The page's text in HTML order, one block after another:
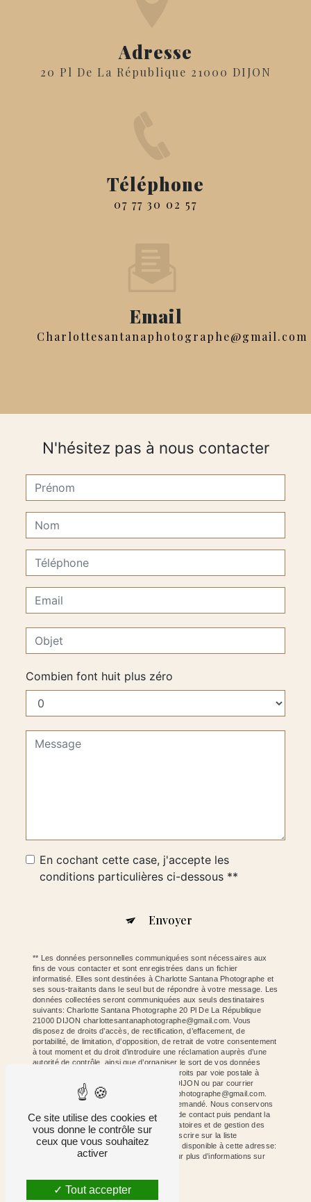
Adresse
20 Pl De La République 21000 DIJON
Téléphone
07 77 30 02 57
Email
charlottesantanaphotographe@gmail.com
N'hésitez pas à nous contacter
Combien font huit plus zéro
En cochant cette case, j'accepte les
conditions particulières ci-dessous **
Envoyer
** Les données personnelles communiquées sont nécessaires aux
fins de vous contacter et sont enregistrées dans un fichier
informatisé. Elles sont destinées à Charlotte Santana Photographe et
ses sous-traitants dans le seul but de répondre à votre message. Les
données collectées seront communiquées aux seuls destinataires
suivants: Charlotte Santana Photographe 20 Pl De La République
21000 DIJON charlottesantanaphotographe@gmail.com. Vous
disposez de droits d’accès, de rectification, d’effacement, de
portabilité, de limitation, d’opposition, de retrait de votre consentement
à tout moment et du droit d’introduire une réclamation auprès d’une
autorité de contrôle, ainsi que d’organiser le sort de vos données
post-mortem. Vous pouvez exercer ces droits par voie postale à
l'adresse 20 Pl De La République 21000 DIJON ou par courrier
électronique à l'adresse charlottesantanaphotographe@gmail.com.
Un justificatif d'identité pourra vous être demandé. Nous conservons
vos données pendant la période de prise de contact puis pendant la
durée de prescription légale aux fins probatoires et de gestion des
contentieux. Vous avez le droit de vous inscrire sur la liste
d'opposition au démarchage téléphonique, disponible à cette adresse:
Bloctel.gouv.fr. Consultez le site cnil.fr pour plus d’informations sur
Ce site utilise des cookies et
vous donne le contrôle sur
ceux que vous souhaitez
activer
Tout accepter